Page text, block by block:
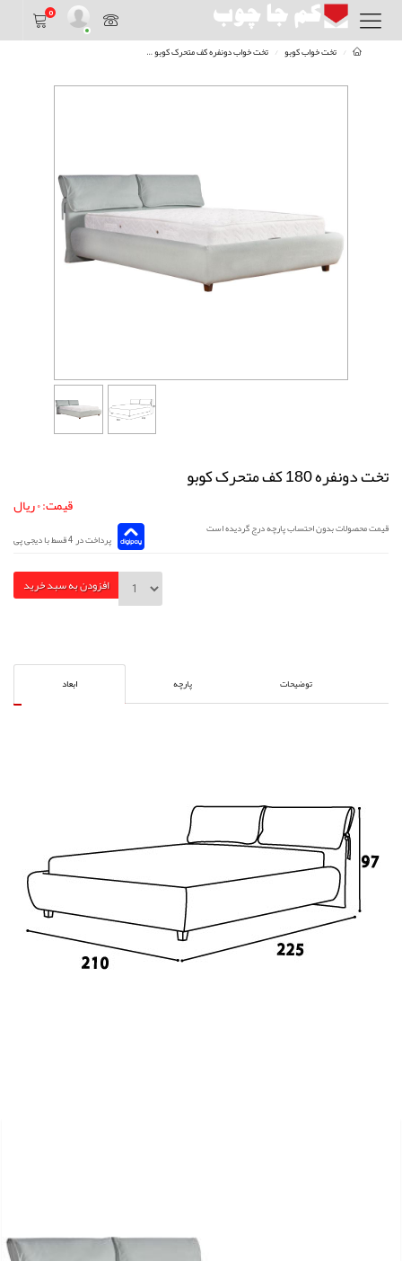
0
تخت خواب کوبو تخت خواب دونفره کف متحرک کوبو
تخت دونفره 180 کف متحرک کوبو
قیمت: ۰ ریال
قیمت محصولات بدون احتساب پارچه درج گردیده است
پرداخت در 4 قسط با دیجی پی
افزودن به سبد خرید
توضیحات پارچه ابعاد